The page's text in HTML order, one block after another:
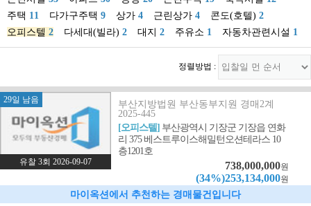
주택 11 다가구주택 9 상가 4 근린상가 4 콘도(호텔) 2
오피스텔 2 다세대(빌라) 2 대지 2 주유소 1 자동차관련시설 1
정렬방법 :
29일 남음
유찰 3회 2026-09-07
부산지방법원 부산동부지원 경매2계
2025-445
[오피스텔] 부산광역시 기장군 기장읍 연화
리 375 베스트루이스해밀턴오션테라스 10
층1201호
738,000,000원
(34%)253,134,000원
마이옥션에서 추천하는 경매물건입니다